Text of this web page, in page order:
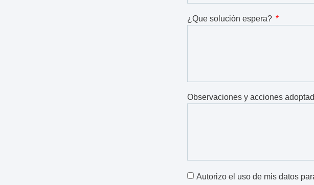
¿Que solución espera?
Observaciones y acciones
Autorizo el uso de mis datos